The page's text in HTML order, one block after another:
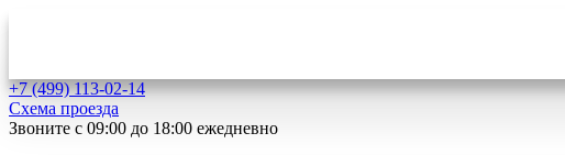
+7 (499)113-02-14
Схема проезда
Звоните с 09:00 до 18:00 ежедневно